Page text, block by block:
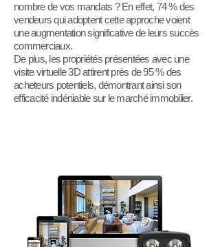
nombre de vos mandats ? En effet, 74 % des
vendeurs qui adoptent cette approche voient
une augmentation significative de leurs succès
commerciaux.
De plus, les propriétés présentées avec une
visite virtuelle 3D attirent près de 95 % des
acheteurs potentiels, démontrant ainsi son
efficacité indéniable sur le marché immobilier.